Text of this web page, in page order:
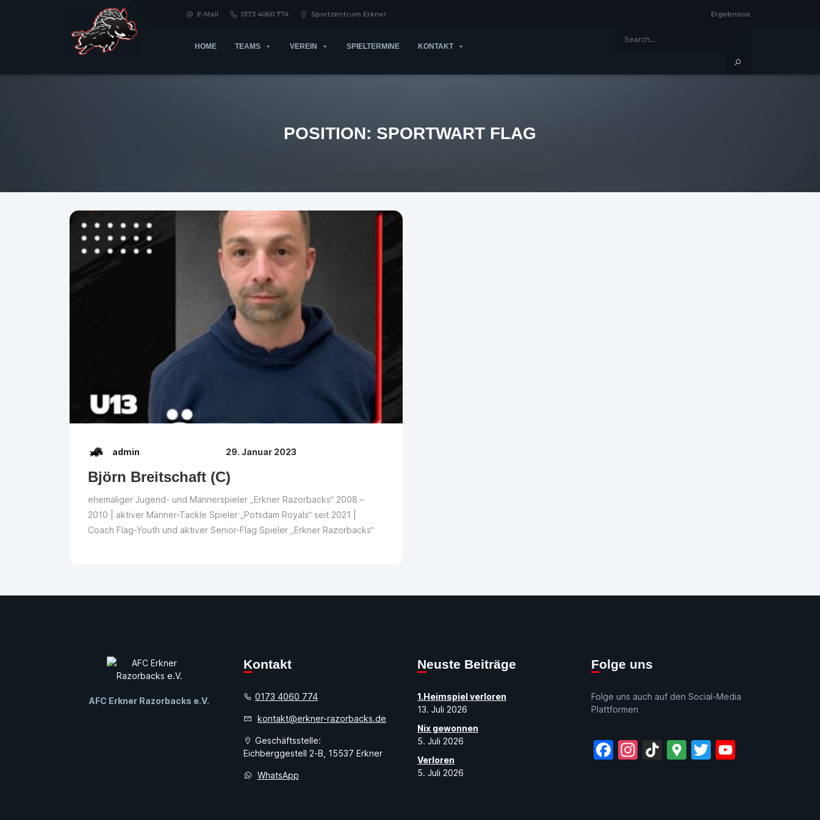
E-Mail 0173 4060 774 Sportzentrum Erkner Ergebnisse
HOME TEAMS VEREIN SPIELTERMINE KONTAKT
POSITION: SPORTWART FLAG
admin 29. Januar 2023
Björn Breitschaft (C)
ehemaliger Jugend- und Männerspieler „Erkner Razorbacks“ 2008 –
2010 | aktiver Männer-Tackle Spieler „Potsdam Royals“ seit 2021 |
Coach Flag-Youth und aktiver Senior-Flag Spieler „Erkner Razorbacks“
AFC Erkner Razorbacks e.V.
Kontakt
0173 4060 774
kontakt@erkner-razorbacks.de
Geschäftsstelle:
Eichberggestell 2-B, 15537 Erkner
WhatsApp
Neuste Beiträge
1.Heimspiel verloren
13. Juli 2026
Nix gewonnen
5. Juli 2026
Verloren
5. Juli 2026
Folge uns
Folge uns auch auf den Social-Media
Plattformen
Facebook
Instagram
TikTok
GoogleTwitter